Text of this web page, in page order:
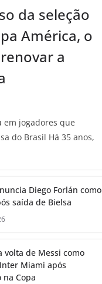
da seleção
América, o
a
em jogadores que
do Brasil Há 35 anos,
Diego Forlán como
saída de Bielsa
volta de Messi como
Miami após
Copa